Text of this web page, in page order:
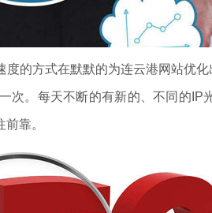
方式在默默的为连云港网站优化
次。每天不断的有新的、不同的IP
靠。